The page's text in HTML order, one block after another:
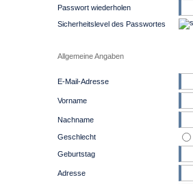
Passwort wiederholen
Sicherheitslevel des Passwortes
Allgemeine Angaben
E-Mail-Adresse
Vorname
Nachname
Geschlecht
Geburtstag
Adresse